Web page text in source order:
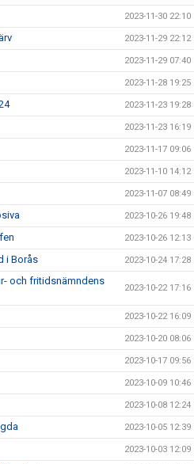
2023-11-30 22:10
2023-11-29 22:12
2023-11-29 07:40
2023-11-28 19:25
2023-11-23 19:28
2023-11-23 16:19
2023-11-17 09:06
2023-11-10 14:12
2023-11-07 08:49
2023-10-26 19:48
2023-10-26 12:13
i Borås 2023-10-24 17:28
och fritidsnämndens
2023-10-22 17:16
2023-10-22 16:09
2023-10-20 08:06
2023-10-17 09:56
2023-10-09 10:46
2023-10-08 12:24
2023-10-05 12:39
2023-10-03 12:09